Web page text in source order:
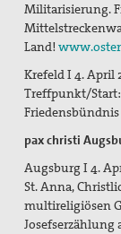
Militarisierung.
Land!
Krefeld I 4. April
Treffpunkt/Start:
Friedensbündnis
pax christi
Augsburg I 4.
St. Anna,
multireligiösen